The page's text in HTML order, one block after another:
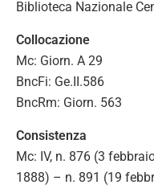
Biblioteca Nazionale
Collocazione
Mc: Giorn. A 29
BncFi: Ge.II.586
BncRm: Giorn. 563
Consistenza
Mc: IV, n. 876 (3
1888) – n. 891 (19